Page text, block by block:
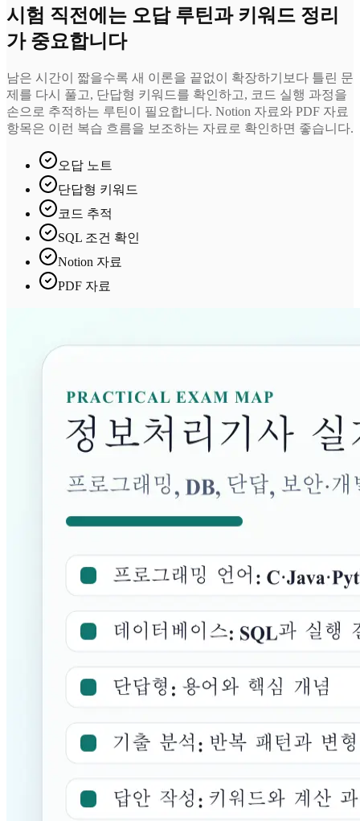
시험 직전에는 오답 루틴과 키워드 정리
가 중요합니다
남은 시간이 짧을수록 새 이론을 끝없이 확장하기보다 틀린 문
제를 다시 풀고, 단답형 키워드를 확인하고, 코드 실행 과정을
손으로 추적하는 루틴이 필요합니다. Notion 자료와 PDF 자료
항목은 이런 복습 흐름을 보조하는 자료로 확인하면 좋습니다.
오답 노트
단답형 키워드
코드 추적
SQL 조건 확인
Notion 자료
PDF 자료